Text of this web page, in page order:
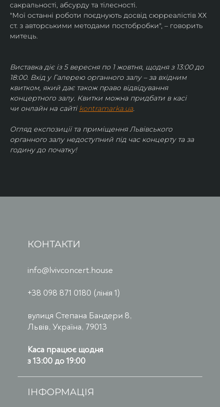
сакральності, абсурду та тілесності.
"Мої останні роботи поєднують досвід сюрреалістів ХХ
ст. з авторськими методами постобробки", – говорить
митець.
Виставка діє із 5 вересня по 1 жовтня, щодня з 13:00 до
18:00. Вхід у Галерею органного залу – за вхідним
квитком, який дає також право відвідування
концертного залу. Квитки можна придбати в касі
чи онлайн на сайті kontramarka.ua.
Огляд експозиції та приміщення Львівського
органного залу недоступний під час концерту та за
годину до початку!
КОНТАКТИ
info@lvivconcert.house
+38 098 871 0180 (лінія 1)
вулиця Степана Бандери 8,
Львів, Україна, 79013
Каса працює щодня
з 13:00 до 19:00
ІНФОРМАЦІЯ